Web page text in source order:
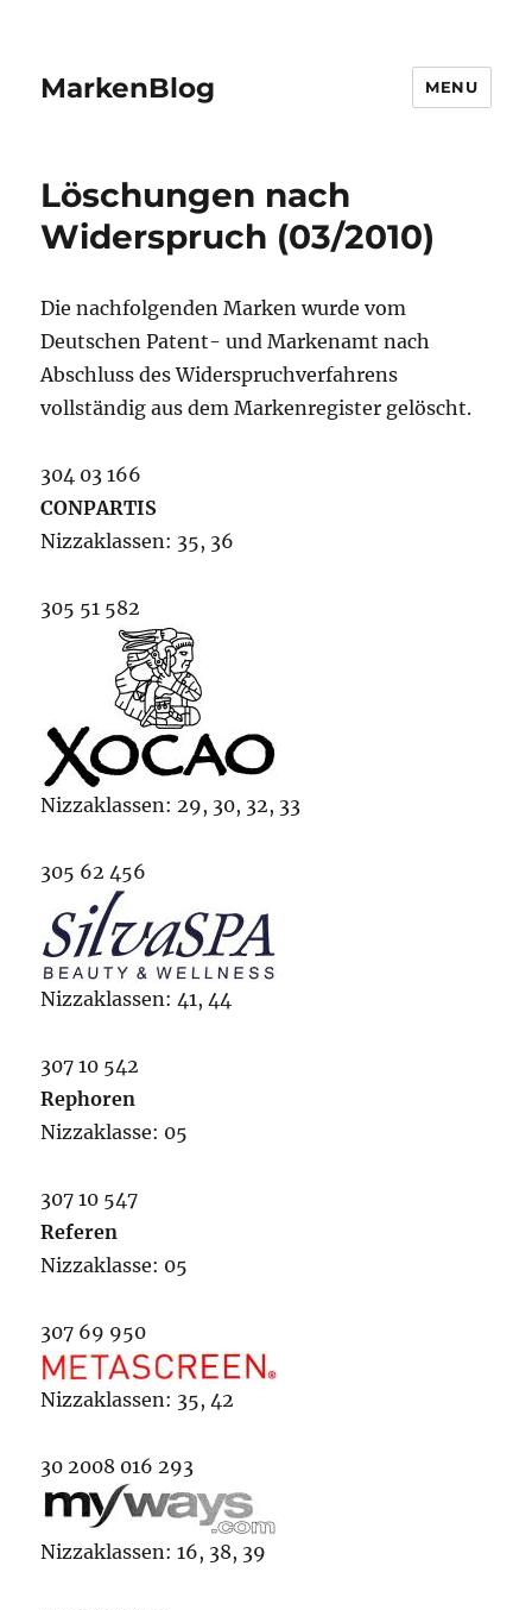
MarkenBlog MENU
Löschungen nach
Widerspruch (03/2010)
Die nachfolgenden Marken wurde vom
Deutschen Patent- und Markenamt nach
Abschluss des Widerspruchverfahrens
vollständig aus dem Markenregister gelöscht.
304 03 166
CONPARTIS
Nizzaklassen: 35, 36
305 51 582
Nizzaklassen: 29, 30, 32, 33
305 62 456
Nizzaklassen: 41, 44
307 10 542
Rephoren
Nizzaklasse: 05
307 10 547
Referen
Nizzaklasse: 05
307 69 950
Nizzaklassen: 35, 42
30 2008 016 293
Nizzaklassen: 16, 38, 39